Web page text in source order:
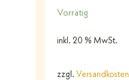
Vorrätig
inkl. 20 % MwSt.
zzgl. Versandkosten